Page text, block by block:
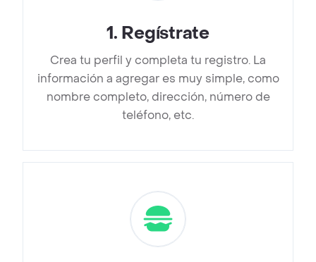
1. Regístrate
Crea tu perfil y completa tu registro. La
información a agregar es muy simple, como
nombre completo, dirección, número de
teléfono, etc.